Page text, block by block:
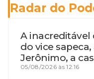
Radar do
A inacreditável
do vice
Jerônimo, a
05/08/2026 às 12:16